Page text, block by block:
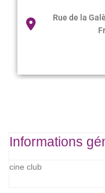
Rue de la
Informations
cine club